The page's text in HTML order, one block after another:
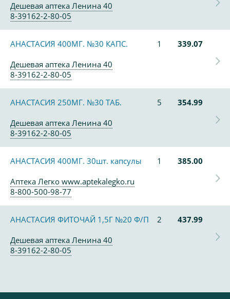
Дешевая аптека Ленина 40
8-39162-2-80-05
АНАСТАСИЯ 400МГ. №30 КАПС. 1
339.07
Дешевая аптека Ленина 40
8-39162-2-80-05
АНАСТАСИЯ 250МГ. №30 ТАБ. 5
354.99
Дешевая аптека Ленина 40
8-39162-2-80-05
АНАСТАСИЯ 400МГ. 30шт. капсулы 1
385.00
Аптека Легко www.aptekalegko.ru
8-800-500-98-77
АНАСТАСИЯ ФИТОЧАЙ 1,5Г №20 Ф/П 2
437.99
Дешевая аптека Ленина 40
8-39162-2-80-05